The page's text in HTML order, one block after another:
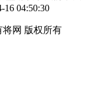
04:50:30
将网 版权所有